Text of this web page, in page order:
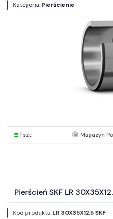
Kategoria:Pierścienie
1 szt. Magazyn
Pierścień SKF LR
Kod produktu:LR 30X35X12,5 SKF